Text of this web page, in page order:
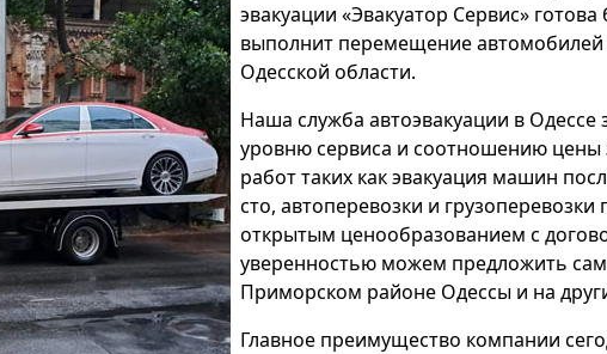
эвакуации «Эвакуатор Сервис»
выполнит перемещение автомобилей
Одесской области.
Наша служба автоэвакуации в
уровню сервиса и соотношению цены
работ таких как эвакуация машин
сто, автоперевозки и
открытым ценообразованием с
уверенностью можем предложить
Приморском районе Одессы и на
Главное преимущество компании